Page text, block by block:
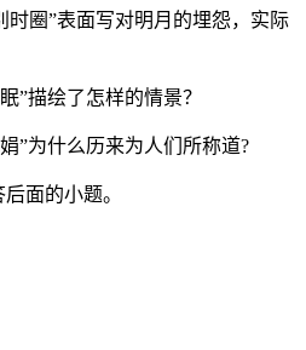
时圈”表面写对明月的埋怨，实际
”描绘了怎样的情景？
”为什么历来为人们所称道?
面的小题。